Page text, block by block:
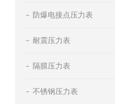
防爆电接点压力表
耐震压力表
隔膜压力表
不锈钢压力表